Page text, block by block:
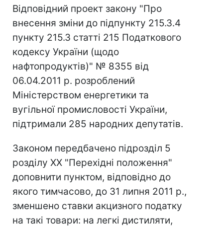
Відповідний проект закону "Про
внесення зміни до підпункту 215.3.4
пункту 215.3 статті 215 Податкового
кодексу України (щодо
нафтопродуктів)" № 8355 від
06.04.2011 р. розроблений
Міністерством енергетики та
вугільної промисловості України,
підтримали 285 народних депутатів.
Законом передбачено підрозділ 5
розділу XX "Перехідні положення"
доповнити пунктом, відповідно до
якого тимчасово, до 31 липня 2011 р.,
зменшено ставки акцизного податку
на такі товари: на легкі дистиляти,